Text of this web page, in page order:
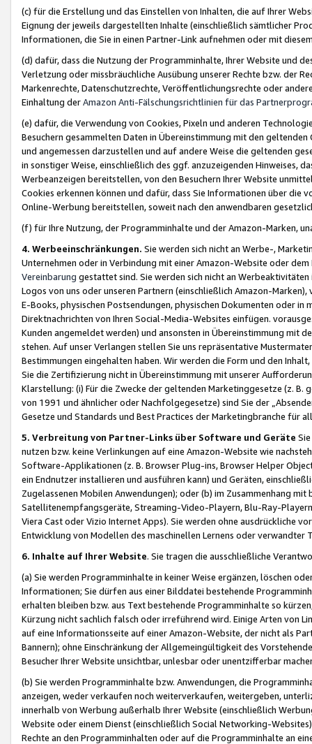
(c) für die Erstellung und das Einstellen von Inhalten, die auf Ihrer
Eignung der jeweils dargestellten Inhalte (einschließlich sämtlicher
Informationen, die Sie in einen Partner-Link aufnehmen oder mit
(d) dafür, dass die Nutzung der Programminhalte, Ihrer Website und
Verletzung oder missbräuchliche Ausübung unserer Rechte bzw. der
Markenrechte, Datenschutzrechte, Veröffentlichungsrechte oder
Einhaltung derAmazon Anti-Fälschungsrichtlinien für das
(e) dafür, die Verwendung von Cookies, Pixeln und anderen
Besuchern gesammelten Daten in Übereinstimmung mit den
und angemessen darzustellen und auf andere Weise die geltenden
in sonstiger Weise, einschließlich des ggf. anzuzeigenden Hinweises,
Werbeanzeigen bereitstellen, von den Besuchern Ihrer Website
Cookies erkennen können und dafür, dass Sie Informationen über die
Online-Werbung bereitstellen, soweit nach den anwendbaren
(f) für Ihre Nutzung, der Programminhalte und der Amazon-Marken,
4. Werbeeinschränkungen. Sie werden sich nicht an Werbe-,
Unternehmen oder in Verbindung mit einer Amazon-Website oder
Vereinbarung gestattet sind. Sie werden sich nicht an
Logos von uns oder unseren Partnern (einschließlich Amazon-
E-Books, physischen Postsendungen, physischen Dokumenten oder in
Direktnachrichten von Ihren Social-Media-Websites einfügen.
Kunden angemeldet werden) und ansonsten in Übereinstimmung mit
stehen. Auf unser Verlangen stellen Sie uns repräsentative
Bestimmungen eingehalten haben. Wir werden die Form und den
Sie die Zertifizierung nicht in Übereinstimmung mit unserer
Klarstellung: (i) Für die Zwecke der geltenden Marketinggesetze (z. B.
von 1991 und ähnlicher oder Nachfolgegesetze) sind Sie der
Gesetze und Standards und Best Practices der Marketingbranche für
5. Verbreitung von Partner-Links über Software und Geräte
nutzen bzw. keine Verlinkungen auf eine Amazon-Website wie
Software-Applikationen (z. B. Browser Plug-ins, Browser Helper
ein Endnutzer installieren und ausführen kann) und Geräten,
Zugelassenen Mobilen Anwendungen); oder (b) im Zusammenhang
Satellitenempfangsgeräte, Streaming-Video-Playern, Blu-Ray-
Viera Cast oder Vizio Internet Apps). Sie werden ohne ausdrückliche
Entwicklung von Modellen des maschinellen Lernens oder
6. Inhalte auf Ihrer Website. Sie tragen die ausschließliche
(a) Sie werden Programminhalte in keiner Weise ergänzen, löschen
Informationen; Sie dürfen aus einer Bilddatei bestehende
erhalten bleiben bzw. aus Text bestehende Programminhalte so
Kürzung nicht sachlich falsch oder irreführend wird. Einige Arten von
auf eine Informationsseite auf einer Amazon-Website, der nicht als
Bannern); ohne Einschränkung der Allgemeingültigkeit des
Besucher Ihrer Website unsichtbar, unlesbar oder unentzifferbar
(b) Sie werden Programminhalte bzw. Anwendungen, die
anzeigen, weder verkaufen noch weiterverkaufen, weitergeben,
innerhalb von Werbung außerhalb Ihrer Website (einschließlich
Website oder einem Dienst (einschließlich Social Networking-
Rechte an den Programminhalten oder auf die Programminhalte an